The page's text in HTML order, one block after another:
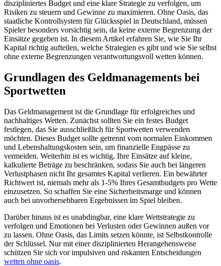
diszipliniertes Budget und eine klare Strategie zu verfolgen, um
Risiken zu steuern und Gewinne zu maximieren. Ohne Oasis, das
staatliche Kontrollsystem für Glücksspiel in Deutschland, müssen
Spieler besonders vorsichtig sein, da keine externe Begrenzung der
Einsätze gegeben ist. In diesem Artikel erfahren Sie, wie Sie Ihr
Kapital richtig aufteilen, welche Strategien es gibt und wie Sie selbst
ohne externe Begrenzungen verantwortungsvoll wetten können.
Grundlagen des Geldmanagements bei
Sportwetten
Das Geldmanagement ist die Grundlage für erfolgreiches und
nachhaltiges Wetten. Zunächst sollten Sie ein festes Budget
festlegen, das Sie ausschließlich für Sportwetten verwenden
möchten. Dieses Budget sollte getrennt vom normalen Einkommen
und Lebenshaltungskosten sein, um finanzielle Engpässe zu
vermeiden. Weiterhin ist es wichtig, Ihre Einsätze auf kleine,
kalkulierte Beträge zu beschränken, sodass Sie auch bei längeren
Verlustphasen nicht Ihr gesamtes Kapital verlieren. Ein bewährter
Richtwert ist, niemals mehr als 1-5% Ihres Gesamtbudgets pro Wette
einzusetzen. So schaffen Sie eine Sicherheitsmarge und können
auch bei unvorhersehbaren Ergebnissen im Spiel bleiben.
Darüber hinaus ist es unabdingbar, eine klare Wettstrategie zu
verfolgen und Emotionen bei Verlusten oder Gewinnen außen vor
zu lassen. Ohne Oasis, das Limits setzen könnte, ist Selbstkontrolle
der Schlüssel. Nur mit einer disziplinierten Herangehensweise
schützen Sie sich vor impulsiven und riskanten Entscheidungen
wetten ohne oasis.